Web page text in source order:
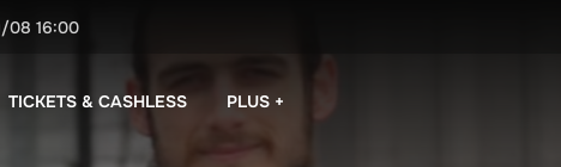
08 16:00
TICKETS & CASHLESS PLUS +